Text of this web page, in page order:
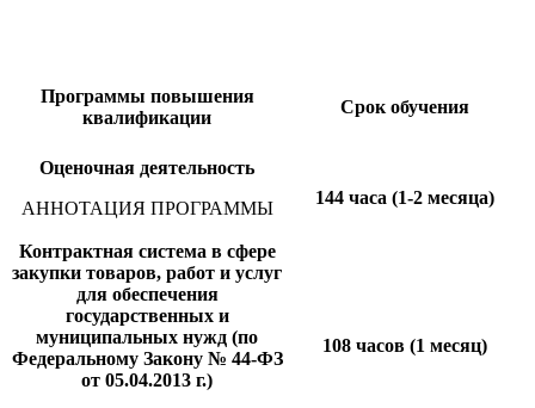
Программы повышения
квалификации
Срок обучения
Оценочная деятельность
АННОТАЦИЯ ПРОГРАММЫ
144 часа (1-2 месяца)
Контрактная система в сфере
закупки товаров, работ и услуг
для обеспечения
государственных и
муниципальных нужд (по
Федеральному Закону № 44-ФЗ
от 05.04.2013 г.)
108 часов (1 месяц)